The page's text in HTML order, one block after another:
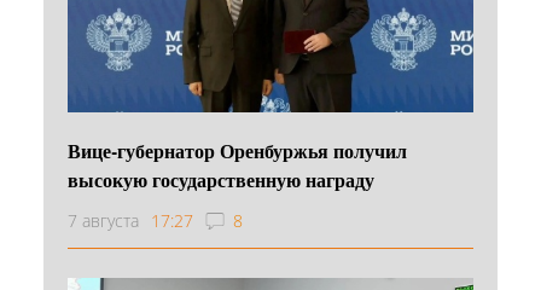
Вице-губернатор Оренбуржья получил
высокую государственную награду
7 августа 17:27 8